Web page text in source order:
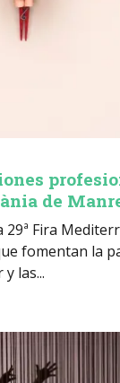
de
Fira
fomentan la
las...